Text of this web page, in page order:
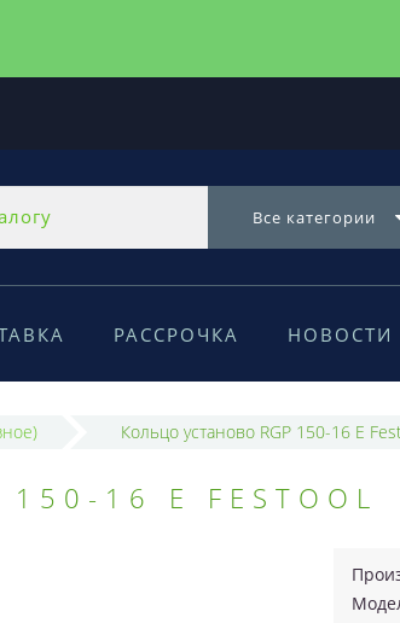
Все категории
РАССРОЧКА НОВОСТИ
Кольцо установо RGP 150-16 E
16 E FESTOOL